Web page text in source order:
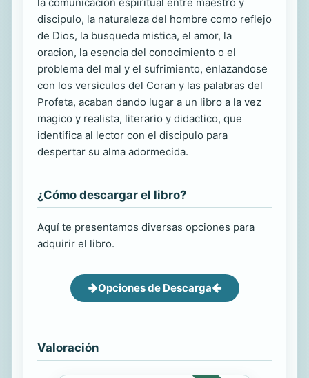
discipulo, la naturaleza del hombre como reflejo
de Dios, la busqueda mistica, el amor, la
oracion, la esencia del conocimiento o el
problema del mal y el sufrimiento, enlazandose
con los versiculos del Coran y las palabras del
Profeta, acaban dando lugar a un libro a la vez
magico y realista, literario y didactico, que
identifica al lector con el discipulo para
despertar su alma adormecida.
¿Cómo descargar el libro?
Aquí te presentamos diversas opciones para
adquirir el libro.
Opciones de Descarga
Valoración